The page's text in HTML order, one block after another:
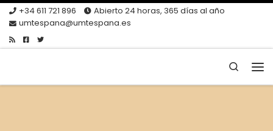
Skip to content
+34 611 721 896
Abierto 24 horas, 365 días al año
umtespana@umtespana.es
Search